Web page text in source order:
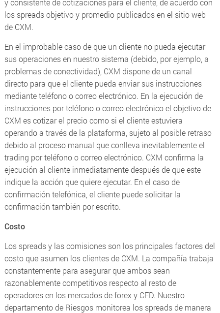
y consistente de cotizaciones para el cliente, de acuerdo con
los spreads objetivo y promedio publicados en el sitio web
de CXM.
En el improbable caso de que un cliente no pueda ejecutar
sus operaciones en nuestro sistema (debido, por ejemplo, a
problemas de conectividad), CXM dispone de un canal
directo para que el cliente pueda enviar sus instrucciones
mediante teléfono o correo electrónico. En la ejecución de
instrucciones por teléfono o correo electrónico el objetivo de
CXM es cotizar el precio como si el cliente estuviera
operando a través de la plataforma, sujeto al posible retraso
debido al proceso manual que conlleva inevitablemente el
trading por teléfono o correo electrónico. CXM confirma la
ejecución al cliente inmediatamente después de que este
indique la acción que quiere ejecutar. En el caso de
confirmación telefónica, el cliente puede solicitar la
confirmación también por escrito.
Costo
Los spreads y las comisiones son los principales factores del
costo que asumen los clientes de CXM. La compañía trabaja
constantemente para asegurar que ambos sean
razonablemente competitivos respecto al resto de
operadores en los mercados de forex y CFD. Nuestro
departamento de Riesgos monitorea los spreads de manera